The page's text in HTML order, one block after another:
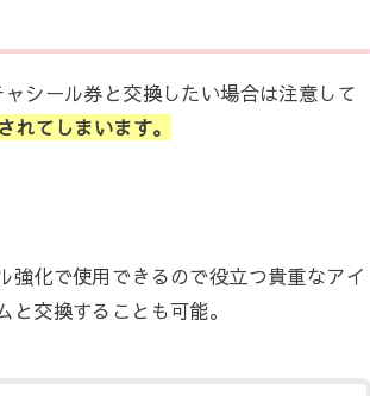
シール券と交換したい場合は注意して
てしまいます。
化で使用できるので役立つ貴重なアイ
交換することも可能。